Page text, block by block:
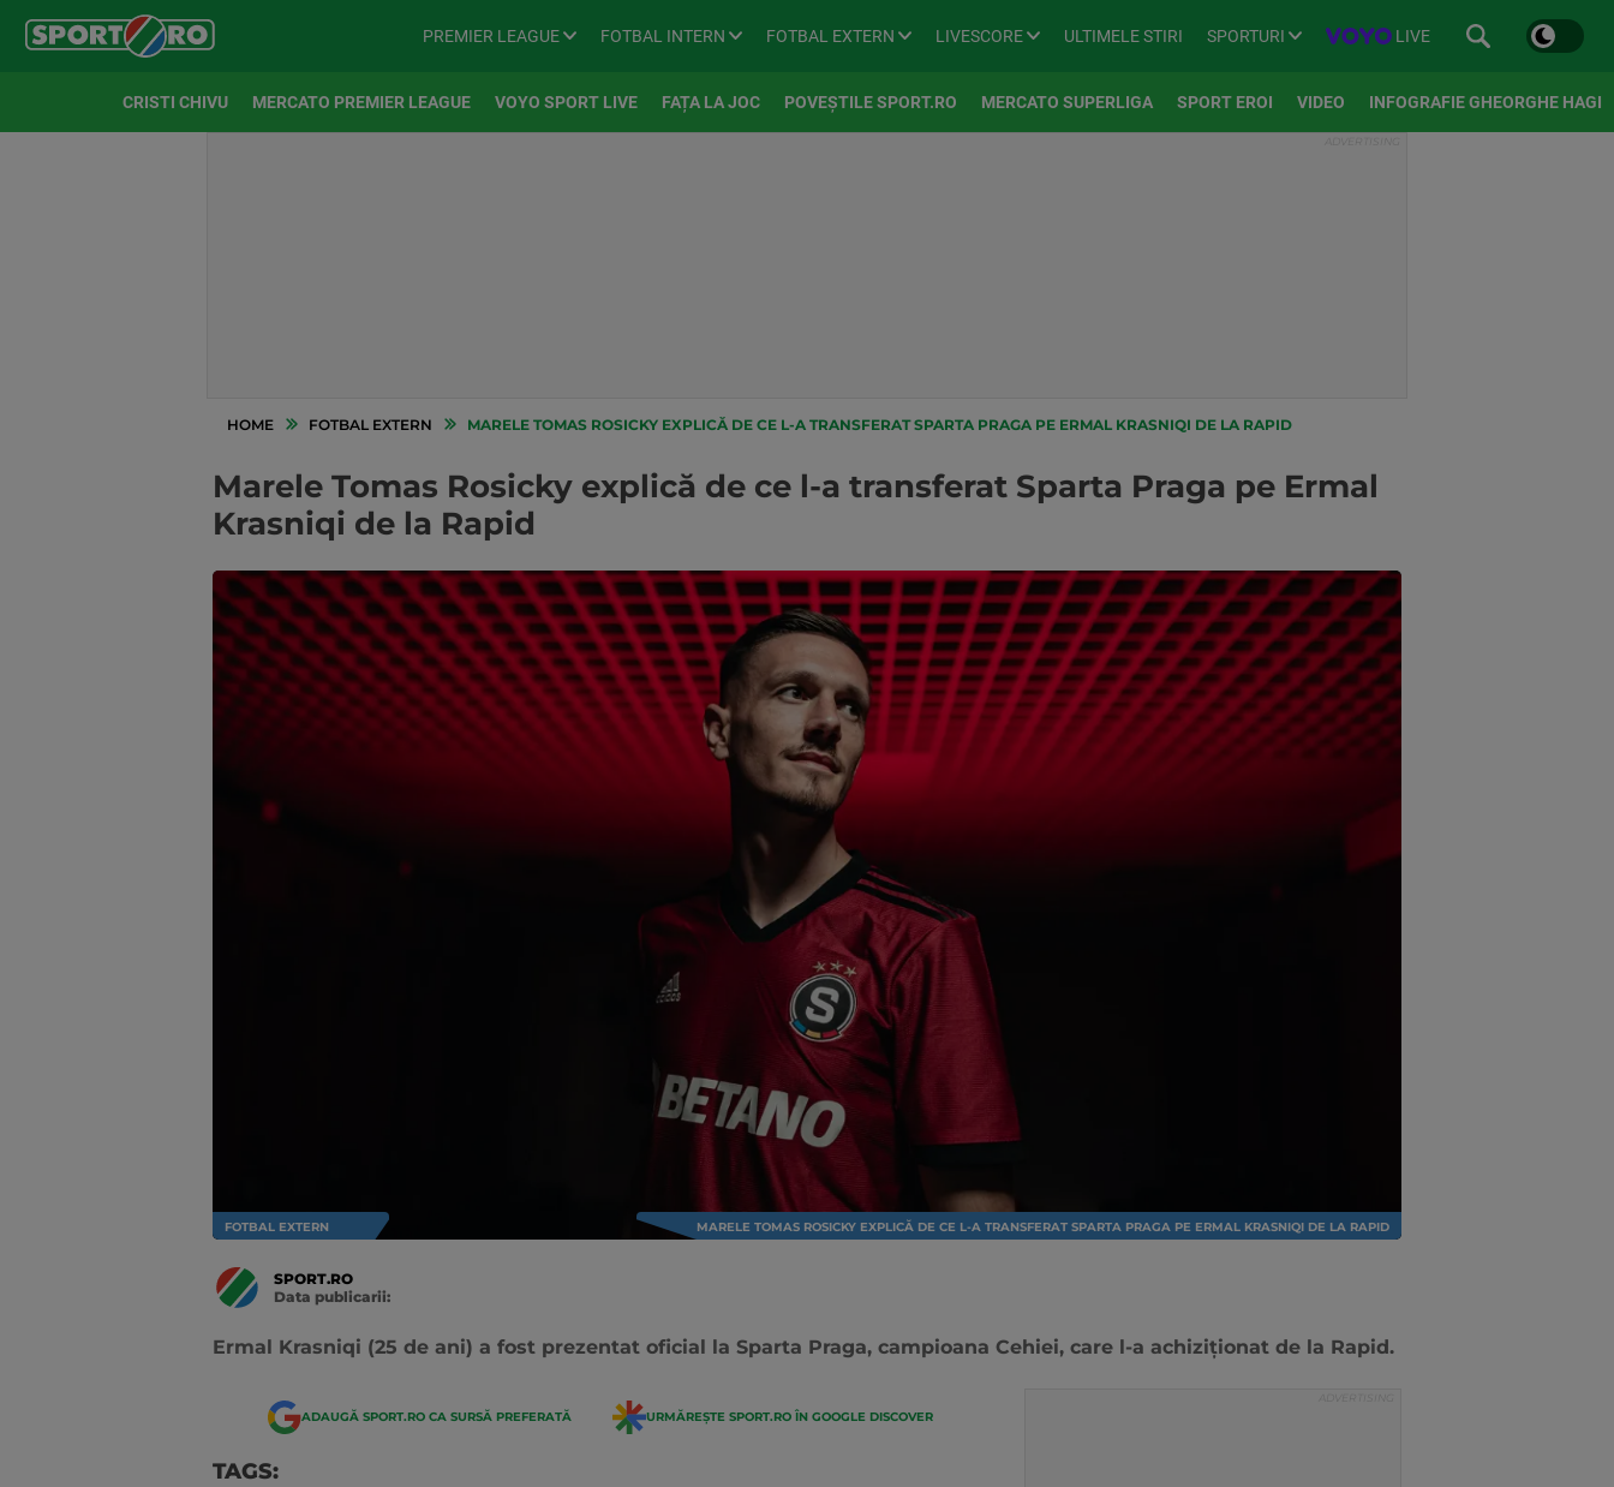
PREMIER LEAGUE FOTBAL INTERN FOTBAL EXTERN LIVESCORE ULTIMELE STIRI SPORTURI LIVE
CRISTI CHIVU MERCATO PREMIER LEAGUE VOYO SPORT LIVE FAȚA LA JOC POVEȘTILE SPORT.RO MERCATO SUPERLIGA SPORT EROI VIDEO INFOGRAFIE GHEORGHE HAGI
HOME FOTBAL EXTERN MARELE TOMAS ROSICKY EXPLICĂ DE CE L-A TRANSFERAT SPARTA PRAGA PE ERMAL KRASNIQI DE LA RAPID
Marele Tomas Rosicky explică de ce l-a transferat Sparta Praga pe Ermal
Krasniqi de la Rapid
FOTBAL EXTERN MARELE TOMAS ROSICKY EXPLICĂ DE CE L-A TRANSFERAT SPARTA PRAGA PE ERMAL KRASNIQI DE LA RAPID
SPORT.RO
Data publicarii:
Ermal Krasniqi (25 de ani) a fost prezentat oficial la Sparta Praga, campioana Cehiei, care l-a achiziționat de la Rapid.
ADAUGĂ SPORT.RO CA SURSĂ PREFERATĂ URMĂREȘTE SPORT.RO ÎN GOOGLE DISCOVER
TAGS: